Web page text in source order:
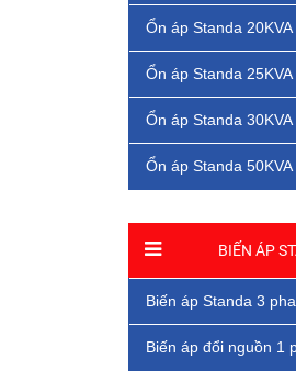
Ổn áp Standa 20KVA
Ổn áp Standa 25KVA
Ổn áp Standa 30KVA
Ổn áp Standa 50KVA
BIẾN ÁP
Biến áp Standa 3 pha
Biến áp đổi nguồn 1